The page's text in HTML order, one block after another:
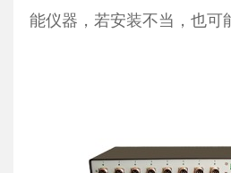
能仪器，若安装不当，也可